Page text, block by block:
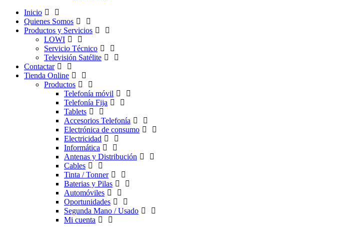
Inicio
Quienes Somos
Productos y Servicios
LOWI
Servicio Técnico
Televisión Satélite
Contactar
Tienda Online
Productos
Telefonía móvil
Telefonía Fija
Tablets
Accesorios Telefonía
Electrónica de consumo
Electricidad
Informática
Antenas y Distribución
Cables
Tinta / Tonner
Baterias y Pilas
Automóviles
Oportunidades
Segunda Mano / Usado
Mi cuenta